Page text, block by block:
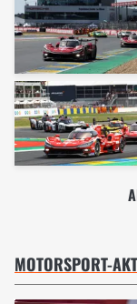
MOTORSPORT-